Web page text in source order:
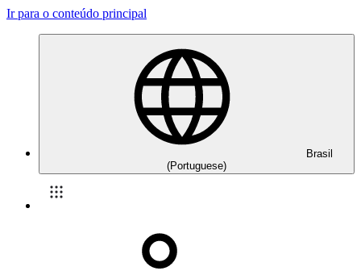
Ir para o conteúdo principal
Brasil
(Portuguese)